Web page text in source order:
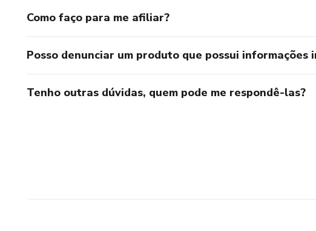
Como faço para me afiliar?
Posso denunciar um produto que possui informações
Tenho outras dúvidas, quem pode me respondê-las?